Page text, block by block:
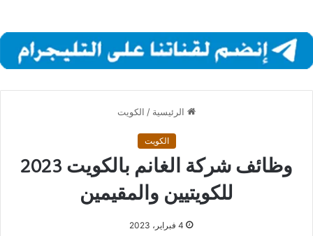
الرئيسية / الكويت
الكويت
وظائف شركة الغانم بالكويت 2023
للكويتيين والمقيمين
4 فبراير، 2023